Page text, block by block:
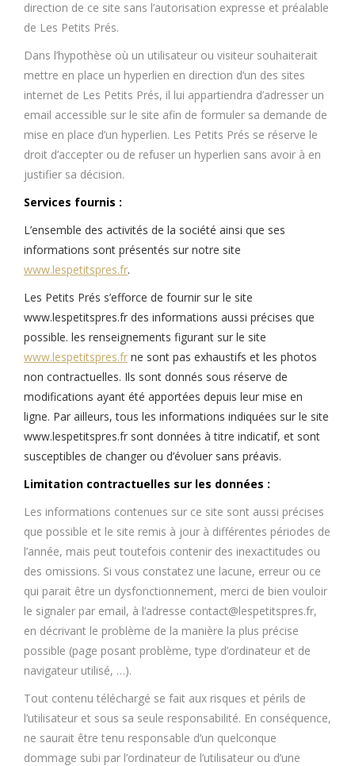
direction de ce site sans l’autorisation expresse et préalable
de Les Petits Prés.
Dans l’hypothèse où un utilisateur ou visiteur souhaiterait
mettre en place un hyperlien en direction d’un des sites
internet de Les Petits Prés, il lui appartiendra d’adresser un
email accessible sur le site afin de formuler sa demande de
mise en place d’un hyperlien. Les Petits Prés se réserve le
droit d’accepter ou de refuser un hyperlien sans avoir à en
justifier sa décision.
Services fournis :
L’ensemble des activités de la société ainsi que ses
informations sont présentés sur notre site
www.lespetitspres.fr.
Les Petits Prés s’efforce de fournir sur le site
www.lespetitspres.fr des informations aussi précises que
possible. les renseignements figurant sur le site
www.lespetitspres.fr ne sont pas exhaustifs et les photos
non contractuelles. Ils sont donnés sous réserve de
modifications ayant été apportées depuis leur mise en
ligne. Par ailleurs, tous les informations indiquées sur le site
www.lespetitspres.fr sont données à titre indicatif, et sont
susceptibles de changer ou d’évoluer sans préavis.
Limitation contractuelles sur les données :
Les informations contenues sur ce site sont aussi précises
que possible et le site remis à jour à différentes périodes de
l’année, mais peut toutefois contenir des inexactitudes ou
des omissions. Si vous constatez une lacune, erreur ou ce
qui parait être un dysfonctionnement, merci de bien vouloir
le signaler par email, à l’adresse contact@lespetitspres.fr,
en décrivant le problème de la manière la plus précise
possible (page posant problème, type d’ordinateur et de
navigateur utilisé, …).
Tout contenu téléchargé se fait aux risques et périls de
l’utilisateur et sous sa seule responsabilité. En conséquence,
ne saurait être tenu responsable d’un quelconque
dommage subi par l’ordinateur de l’utilisateur ou d’une